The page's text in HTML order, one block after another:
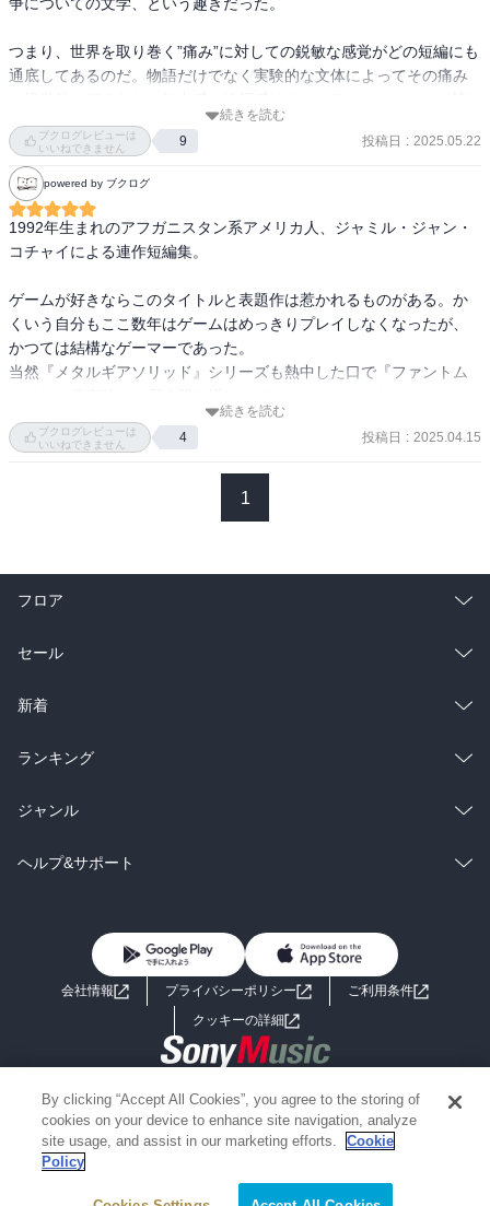
に住むアフガニスタン人の境遇はもっと分からないし、そんな彼ら
けで、分からないことが分かったのですが、そんな分からないこと
に対して知りたいという興味は持てたので、読んでよかったなと。
一度、アフガニスタンやイスラム圏についての本を読んでから、も
う一度読みたいなと感じたのです。
“First, you have to gather the cash to preorder the game at the local
GameStop, where your cousin works, and, even though he hooks it
up with the employee discount, the game is still a bit out of your
price range because you’ve been using your Taco Bell paychecks to
who makes you feel unbearably guilty about spending money on
useless hobbies while kids in Kabul are destroying their bodies to
build compounds for white businessmen and warlords—but, shit, it’s
Kojima, it’s Metal Gear, so, after scrimping and saving (like literal
you give to your cousin, who purchases the game on your behalf,
and then, on the day it’s released, you just have to find a way to get
(https://www.newyorker.com/magazine/2020/01/06/playing-metal-
イスラム・マジックリアリズム。いやー、ちょっと特殊だったな。
・
・
〈メタルギアソリッドV〉と一族の戦禍の歴史が解け合う魔術的冒険
ほか、痛みと笑いに貫かれた新世代イスラム・マジックリアリズム
短篇集。全米図書賞最終候補、O・ヘンリー賞受賞。
ビデオゲームのマップに入り込み、アフガニスタンの故郷で殺され
ッドⅤ：ファントムペインをプレイする」）、配達され続ける息子
の肉片を縫い合わせていく母親（「差出人に返送」）。パレスチナ
の囚人解放を求めてYouTubeでハンガー・ストライキを拡散する大
学生たち（「ハラヘリー・リッキー・ダディ」）。いつまでも死ね
ない老女を見守る天使と地球（「ヤギの寓話」）。サルに変身し反
乱軍を率いることになった青年の数奇な運命（「サルになったダリ
ーの話」）⋯⋯。
９・１１以後の数多の瓦礫をさまよう亡霊を、神話的な笑いで紡ぐ
戦争文学の新地平。最注目作家による傑作短篇集。
つまり、世界を取り巻く”痛み”に対しての鋭敏な感覚がどの短編にも
通底してあるのだ。物語だけでなく実験的な文体によってその痛み
者を襲うだろう。
同じ名前の登場人物が繰り返し登場し、その都度違うかたちで異な
る痛みを経験していくそれは、痛みを反復することで、読者へと伝
え、拡散させているかのよう。
だから、これはきっと、作者が抱く「救えなかった」という幻肢痛
の痛みを言葉として刻み、刻み込むことで忘れがたいものとしよう
話ごとにそれぞれ技巧を凝らしているためやや読みにくさを覚える
短編もあるが、総じてレベルが高く、一冊としてのまとまりも良
い。各要素へ無理に意味を持たせ、下手につなぎ合わせるようなこ
や「職業」の置き方は、つながりを諦めない姿勢のように感じられ
た。
イン』を少年と同じような心持でプレイしていたこともあり、少年
在していたし、それを実際の――アフガニスタンという場所へつな
とで他者になりきる行為と非常に相性がいいのだなと『きみはメタ
た次第。
レクトに表現している『差出人に返送』。ゴドーを待ちながらのオ
SNSを通して世界へ伝播していく様子を第三者視点からつづった
でもどの短編がいちばん好きというよりも、この本の場合一冊の本
としてトータルで見てどう感じるか、というふうに読んだ方が作者
の伝えたいこと（私は”痛み”だと思う）がより伝わってくるんじゃな
続きを読む
ブクログレビューは
いいねできません
9 投稿日 : 2025.05.22
powered by ブクログ
1992年生まれのアフガニスタン系アメリカ人、ジャミル・ジャン・
コチャイによる連作短編集。
ゲームが好きならこのタイトルと表題作は惹かれるものがある。か
くいう自分もここ数年はゲームはめっきりプレイしなくなったが、
かつては結構なゲーマーであった。
当然『メタルギアソリッド』シリーズも熱中した口で『ファントム
この表題作は、アメリカに住むアフガニスタン系アメリカ人の少年
が、無職の父を助けるために貯めていたバイト代を、その日発売日
すると、広大でリアルな世界が彼の眼の前に開かれ、熱中してプレ
方、その受け止め方が新鮮だった。
エドワード・W・サイードの『イスラム報道』は欧米メディアによ
やゲームの世界でもその影響は結構強いのかもとか思ったりした。
他に気に入ったのは『ハラヘリー・リッキー・ダディ』という作
ボンクラな大学生リッキー・ダディが同じ大学のパレスチナ人女子
べまくっていく。
されていることがわかる。ユスフはイスラエルに罪状を要求するた
めにハンガーストライキを実行するのだが、リッキーもハンガース
トライキを行う。次第にハンガーストライキが大学のイスラムコミ
ュニティから、アメリカ全土、世界と広がっていく、という話。
大学寮でバカ騒ぎをしてるだけだったリッキー・ダディが恋をした
ことで想像もできないところへ連れて行かれる作品で、その飛躍も
含めて素晴らしかった。
どの作品もそこまで長さはないのだが、短くまとまった中にそれぞ
れ光るものがあり、そして痛みがある短編集だった。
続きを読む
ブクログレビューは
いいねできません
4 投稿日 : 2025.04.15
1
フロア
総合
ラノベ
雑誌・グラビア
BL・TL
セール
総合
ラノベ
雑誌・グラビア
BL・TL
新着
総合
ラノベ
雑誌・グラビア
ランキング
総合
ラノベ
ジャンル
コミック
ライトノベル 男子向けラノベ
小説
海外小説
ミステリー SF
歴史・時代小説
ヘルプ&サポート
よくあるご質問 お問い合わせ
会社情報 プライバシーポリシー
ご利用条件
クッキーの詳細
Copyright 2017 - 2026 Sony Music Entertainment(Japan) Inc.
Information on the site is for the Japan domestic market only
powered by
By clicking “Accept All Cookies”, you agree to the storing of
cookies on your device to enhance site navigation, analyze
site usage, and assist in our marketing efforts.
Cookie
Policy